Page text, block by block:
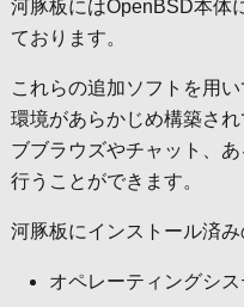
河豚板にはOpenBSD本体
ております。
これらの追加ソフトを用
環境があらかじめ構築さ
ブブラウズやチャット、
行うことができます。
河豚板にインストール済
オペレーティングシ